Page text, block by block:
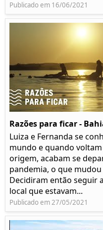
Publicado em 16/06/2021
Razões para ficar -
Luiza e Fernanda se
mundo e quando
origem, acabam se
pandemia, o que
Decidiram então seguir
local que estavam...
Publicado em 27/05/2021